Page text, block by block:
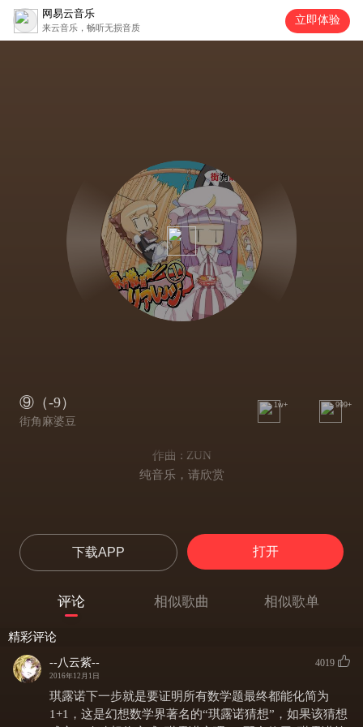
网易云音乐
来云音乐，畅听无损音质
立即体验
⑨（-9）
街角麻婆豆
1w+ 999+
作曲 : ZUN
纯音乐，请欣赏
下载APP 打开
评论 相似歌曲 相似歌单
精彩评论
--八云紫--
2016年12月1日
4019
琪露诺下一步就是要证明所有数学题最终都能化简为
1+1，这是幻想数学界著名的“琪露诺猜想”，如果该猜想